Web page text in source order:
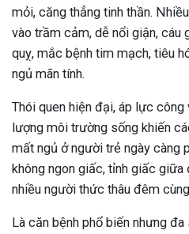
mỏi, căng thẳng tinh thần.
vào trầm cảm, dễ nổi giận,
quỵ, mắc bệnh tim mạch, tiêu
ngủ mãn tính.
Thói quen hiện đại, áp lực
lượng môi trường sống khiến
mất ngủ ở người trẻ ngày càng
không ngon giấc, tỉnh giấc giữa
nhiều người thức thâu đêm
Là căn bệnh phổ biến nhưng